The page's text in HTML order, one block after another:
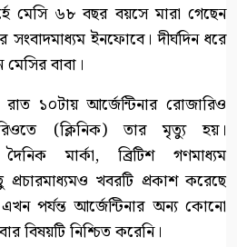
মেসি ৬৮ বছর বয়সে মারা গেছেন
সংবাদমাধ্যম ইনফোবে। দীর্ঘদিন ধরে
বাবা।
১০টায় আর্জেন্টিনার রোজারিও
(ক্লিনিক) তার মৃত্যু হয়।
মার্কা, ব্রিটিশ গণমাধ্যম
খবরটি প্রকাশ করেছে
পর্যন্ত আর্জেন্টিনার অন্য কোনো
বিষয়টি নিশ্চিত করেনি।